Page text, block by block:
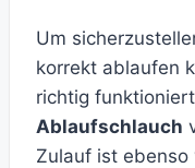
Um
korrekt ablaufen
richtig
Ablaufschlauch
Zulauf ist ebenso